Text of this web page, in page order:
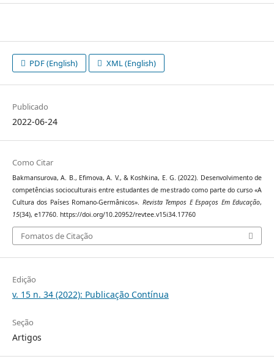
PDF (English) XML (English)
Publicado
2022-06-24
Como Citar
Bakmansurova, A. B., Efimova, A. V., & Koshkina, E. G. (2022). Desenvolvimento de
competências socioculturais entre estudantes de mestrado como parte do curso «A
Cultura dos Países Romano-Germânicos». Revista Tempos E Espaços Em Educação,
15(34), e17760. https://doi.org/10.20952/revtee.v15i34.17760
Fomatos de Citação
Edição
v. 15 n. 34 (2022): Publicação Contínua
Seção
Artigos